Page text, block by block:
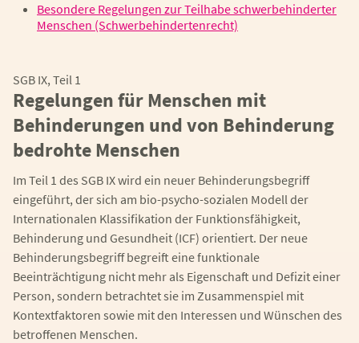
Besondere Regelungen zur Teilhabe schwerbehinderter
Menschen (Schwerbehindertenrecht)
SGB IX, Teil 1
Regelungen für Menschen mit
Behinderungen und von Behinderung
bedrohte Menschen
Im Teil 1 des SGB IX wird ein neuer Behinderungsbegriff
eingeführt, der sich am bio-psycho-sozialen Modell der
Internationalen Klassifikation der Funktionsfähigkeit,
Behinderung und Gesundheit (ICF) orientiert. Der neue
Behinderungsbegriff begreift eine funktionale
Beeinträchtigung nicht mehr als Eigenschaft und Defizit einer
Person, sondern betrachtet sie im Zusammenspiel mit
Kontextfaktoren sowie mit den Interessen und Wünschen des
betroffenen Menschen.